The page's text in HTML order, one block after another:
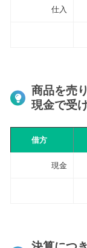
仕入
商品を売
現金で受
借方
現金